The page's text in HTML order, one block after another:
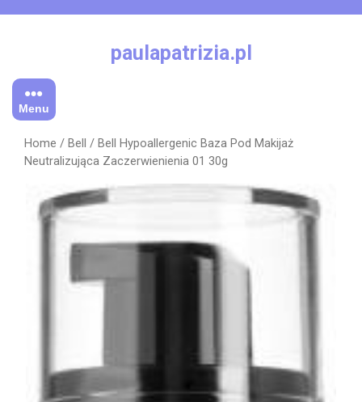
paulapatrizia.pl
Menu
Home / Bell / Bell Hypoallergenic Baza Pod Makijaż
Neutralizująca Zaczerwienienia 01 30g